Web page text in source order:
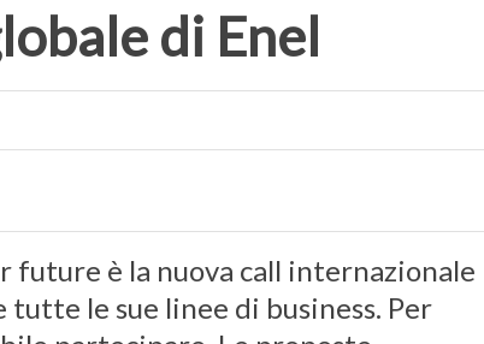
di Enel
è la nuova call internazionale
le sue linee di business. Per